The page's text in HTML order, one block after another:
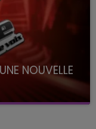
NOUVELLE